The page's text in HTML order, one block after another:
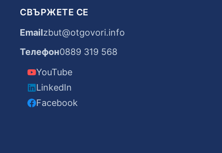
СВЪРЖЕТЕ СЕ
Emailzbut@otgovori.info
Телефон0889 319 568
YouTube
LinkedIn
Facebook